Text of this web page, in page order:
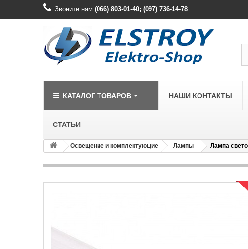
Звоните нам:(066) 803-01-40; (097) 736-14-78
КАТАЛОГ ТОВАРОВ
LEGRAND
НАШИ КОНТАКТЫ
СТАТЬИ
Освещение и комплектующие Лампы Лампа